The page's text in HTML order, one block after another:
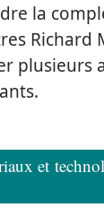
la
Richard
plusieurs
et